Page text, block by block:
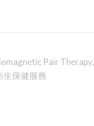
Pair Therapy,
生保健服務